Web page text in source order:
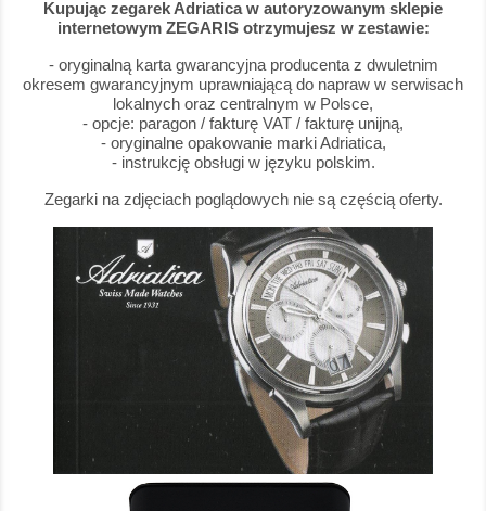
Kupując zegarek Adriatica w autoryzowanym sklepie
internetowym ZEGARIS otrzymujesz w zestawie:
- oryginalną karta gwarancyjna producenta z dwuletnim
okresem gwarancyjnym uprawniającą do napraw w serwisach
lokalnych oraz centralnym w Polsce,
- opcje: paragon / fakturę VAT / fakturę unijną,
- oryginalne opakowanie marki Adriatica,
- instrukcję obsługi w języku polskim.
Zegarki na zdjęciach poglądowych nie są częścią oferty.